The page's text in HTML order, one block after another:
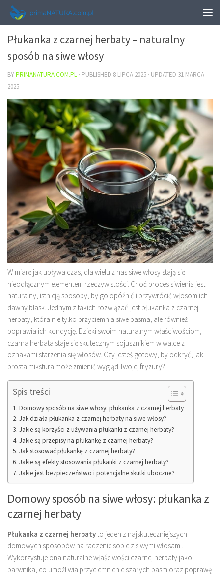
URODA
Płukanka z czarnej herbaty – naturalny
sposób na siwe włosy
BYPRIMANATURA.COM.PL · PUBLISHED 8 LIPCA 2025 · UPDATED 31 MARCA
2025
W miarę jak upływa czas, dla wielu z nas siwe włosy stają się
nieodłącznym elementem rzeczywistości. Choć proces siwienia jest
naturalny, istnieją sposoby, by go opóźnić i przywrócić włosom ich
dawny blask. Jednym z takich rozwiązań jest płukanka z czarnej
herbaty, która nie tylko przyciemnia siwe pasma, ale również
poprawia ich kondycję. Dzięki swoim naturalnym właściwościom,
czarna herbata staje się skutecznym sojusznikiem w walce z
oznakami starzenia się włosów. Czy jesteś gotowy, by odkryć, jak
prosta mikstura może zmienić wygląd Twojej fryzury?
Spis treści
Domowy sposób na siwe włosy: płukanka z czarnej herbaty
Jak działa płukanka z czarnej herbaty na siwe włosy?
Jakie są korzyści z używania płukanki z czarnej herbaty?
Jakie są przepisy na płukankę z czarnej herbaty?
Jak stosować płukankę z czarnej herbaty?
Jakie są efekty stosowania płukanki z czarnej herbaty?
Jakie jest bezpieczeństwo i potencjalne skutki uboczne?
Domowy sposób na siwe włosy: płukanka z
czarnej herbaty
Płukanka z czarnej herbatyto jeden z najskuteczniejszych
domowych sposobów na radzenie sobie z siwymi włosami.
Wykorzystuje ona naturalne właściwości czarnej herbaty jako
barwnika, co umożliwia przyciemnienie szarych pasm oraz poprawę